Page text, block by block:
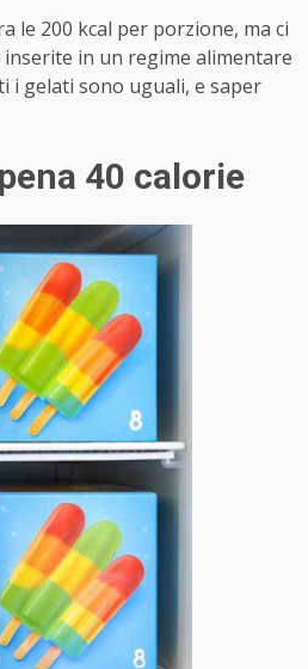
le 200 kcal per porzione, ma ci
in un regime alimentare
i gelati sono uguali, e saper
40 calorie